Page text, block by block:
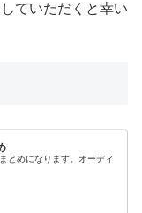
ていただくと幸い
とめになります。オーディ